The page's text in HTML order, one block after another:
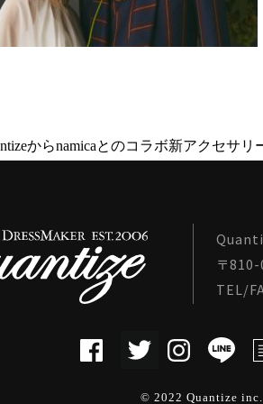
からnamicaとのコラボ新アクセサ
〒
TEL/
© 2022 Quantize inc.